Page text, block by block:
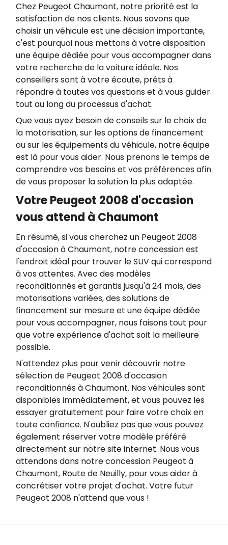
Chez Peugeot Chaumont, notre priorité est la
satisfaction de nos clients. Nous savons que
choisir un véhicule est une décision importante,
c'est pourquoi nous mettons à votre disposition
une équipe dédiée pour vous accompagner dans
votre recherche de la voiture idéale. Nos
conseillers sont à votre écoute, prêts à
répondre à toutes vos questions et à vous guider
tout au long du processus d'achat.
Que vous ayez besoin de conseils sur le choix de
la motorisation, sur les options de financement
ou sur les équipements du véhicule, notre équipe
est là pour vous aider. Nous prenons le temps de
comprendre vos besoins et vos préférences afin
de vous proposer la solution la plus adaptée.
Votre Peugeot 2008 d'occasion
vous attend à Chaumont
En résumé, si vous cherchez un Peugeot 2008
d'occasion à Chaumont, notre concession est
l'endroit idéal pour trouver le SUV qui correspond
à vos attentes. Avec des modèles
reconditionnés et garantis jusqu'à 24 mois, des
motorisations variées, des solutions de
financement sur mesure et une équipe dédiée
pour vous accompagner, nous faisons tout pour
que votre expérience d'achat soit la meilleure
possible.
N'attendez plus pour venir découvrir notre
sélection de Peugeot 2008 d'occasion
reconditionnés à Chaumont. Nos véhicules sont
disponibles immédiatement, et vous pouvez les
essayer gratuitement pour faire votre choix en
toute confiance. N'oubliez pas que vous pouvez
également réserver votre modèle préféré
directement sur notre site internet. Nous vous
attendons dans notre concession Peugeot à
Chaumont, Route de Neuilly, pour vous aider à
concrétiser votre projet d'achat. Votre futur
Peugeot 2008 n'attend que vous !